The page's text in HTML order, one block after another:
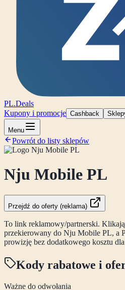
PL.Deals
Kupony i promocje Cashback
Menu
Powrót do listy sklepów
Nju Mobile PL
Przejdź do oferty (reklama)
To link reklamowy/partnerski.
przekierowany do Nju Mobile PL, a
prowizję bez dodatkowego kosztu
Kody rabatowe i
Ważne do odwołania